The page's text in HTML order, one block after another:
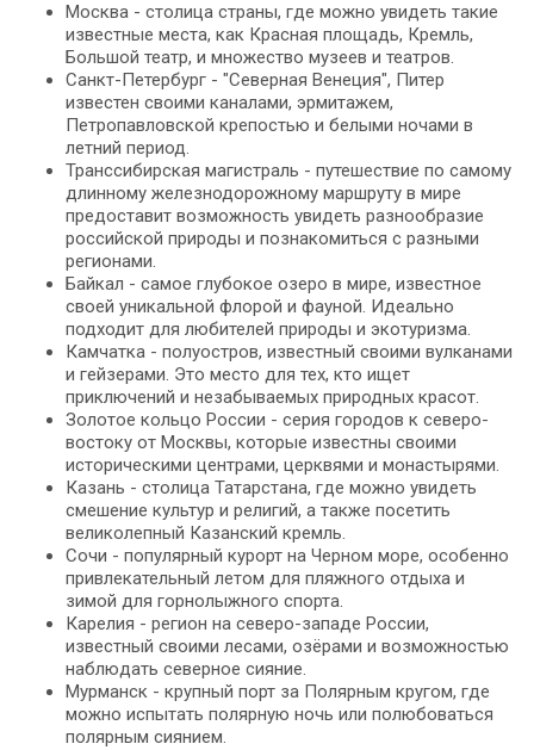
Москва - столица страны, где можно увидеть такие
известные места, как Красная площадь, Кремль,
Большой театр, и множество музеев и театров.
Санкт-Петербург - "Северная Венеция", Питер
известен своими каналами, эрмитажем,
Петропавловской крепостью и белыми ночами в
летний период.
Транссибирская магистраль - путешествие по самому
длинному железнодорожному маршруту в мире
предоставит возможность увидеть разнообразие
российской природы и познакомиться с разными
регионами.
Байкал - самое глубокое озеро в мире, известное
своей уникальной флорой и фауной. Идеально
подходит для любителей природы и экотуризма.
Камчатка - полуостров, известный своими вулканами
и гейзерами. Это место для тех, кто ищет
приключений и незабываемых природных красот.
Золотое кольцо России - серия городов к северо-
востоку от Москвы, которые известны своими
историческими центрами, церквями и монастырями.
Казань - столица Татарстана, где можно увидеть
смешение культур и религий, а также посетить
великолепный Казанский кремль.
Сочи - популярный курорт на Черном море, особенно
привлекательный летом для пляжного отдыха и
зимой для горнолыжного спорта.
Карелия - регион на северо-западе России,
известный своими лесами, озёрами и возможностью
наблюдать северное сияние.
Мурманск - крупный порт за Полярным кругом, где
можно испытать полярную ночь или полюбоваться
полярным сиянием.